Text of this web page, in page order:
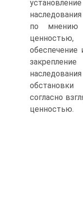
по мнению
обеспечение
согласно
ценностью.